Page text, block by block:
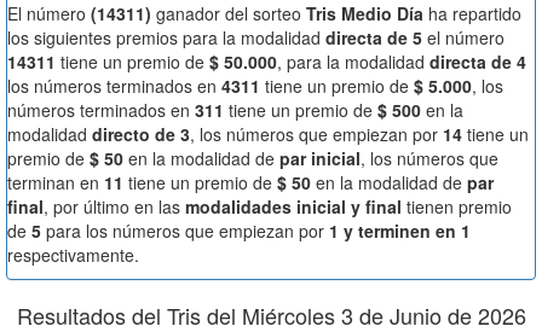
El número (14311) ganador del sorteo Tris Medio Día ha repartido
los siguientes premios para la modalidad directa de 5 el número
14311 tiene un premio de $ 50.000, para la modalidad directa de 4
los números terminados en 4311 tiene un premio de $ 5.000, los
números terminados en 311 tiene un premio de $ 500 en la
modalidad directo de 3, los números que empiezan por 14 tiene un
premio de $ 50 en la modalidad de par inicial, los números que
terminan en 11 tiene un premio de $ 50 en la modalidad de par
final, por último en las modalidades inicial y final tienen premio
de 5 para los números que empiezan por 1 y terminen en 1
respectivamente.
Resultados del Tris del Miércoles 3 de Junio de 2026